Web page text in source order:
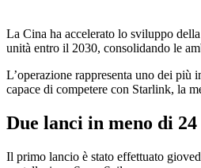
La Cina ha accelerato lo sviluppo
unità entro il 2030, consolidando le
L’operazione rappresenta uno dei più
capace di competere con Starlink, la
Due lanci in meno di 24
Il primo lancio è stato effettuato